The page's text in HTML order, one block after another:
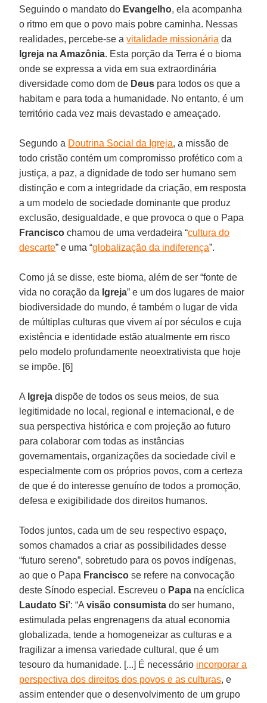
Seguindo o mandato do Evangelho, ela acompanha
o ritmo em que o povo mais pobre caminha. Nessas
realidades, percebe-se avitalidade missionária da
Igreja na Amazônia. Esta porção da Terra é o bioma
onde se expressa a vida em sua extraordinária
diversidade como dom de Deus para todos os que a
habitam e para toda a humanidade. No entanto, é um
território cada vez mais devastado e ameaçado.
Segundo a Doutrina Social da Igreja, a missão de
todo cristão contém um compromisso profético com a
justiça, a paz, a dignidade de todo ser humano sem
distinção e com a integridade da criação, em resposta
a um modelo de sociedade dominante que produz
exclusão, desigualdade, e que provoca o que o Papa
Francisco chamou de uma verdadeira “cultura do
descarte” e uma “globalização da indiferença”.
Como já se disse, este bioma, além de ser “fonte de
vida no coração da Igreja” e um dos lugares de maior
biodiversidade do mundo, é também o lugar de vida
de múltiplas culturas que vivem aí por séculos e cuja
existência e identidade estão atualmente em risco
pelo modelo profundamente neoextrativista que hoje
se impõe. [6]
A Igreja dispõe de todos os seus meios, de sua
legitimidade no local, regional e internacional, e de
sua perspectiva histórica e com projeção ao futuro
para colaborar com todas as instâncias
governamentais, organizações da sociedade civil e
especialmente com os próprios povos, com a certeza
de que é do interesse genuíno de todos a promoção,
defesa e exigibilidade dos direitos humanos.
Todos juntos, cada um de seu respectivo espaço,
somos chamados a criar as possibilidades desse
“futuro sereno”, sobretudo para os povos indígenas,
ao que o Papa Francisco se refere na convocação
deste Sínodo especial. Escreveu o Papa na encíclica
Laudato Si’: “Avisão consumista do ser humano,
estimulada pelas engrenagens da atual economia
globalizada, tende a homogeneizar as culturas e a
fragilizar a imensa variedade cultural, que é um
tesouro da humanidade. [...] É necessário incorporar a
perspectiva dos direitos dos povos e as culturas, e
assim entender que o desenvolvimento de um grupo